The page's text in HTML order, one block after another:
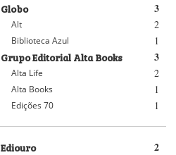
3
Globo
2
Alt
1
Biblioteca Azul
3
Grupo Editorial Alta Books
2
Alta Life
1
Alta Books
1
Edições 70
2
Ediouro